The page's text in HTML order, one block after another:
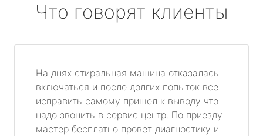
Что говорят клиенты
На днях стиральная машина отказалась
включаться и после долгих попыток все
исправить самому пришел к выводу что
надо звонить в сервис центр. По приезду
мастер бесплатно провет диагностику и